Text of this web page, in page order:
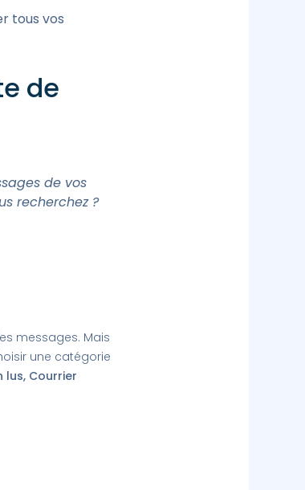
tous vos
de
de vos
recherchez ?
messages. Mais
une catégorie
lus, Courrier